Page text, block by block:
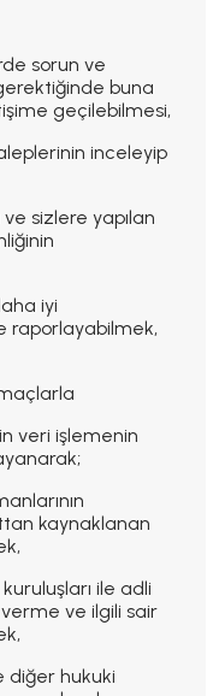
sorun ve
buna
geçilebilmesi,
inceleyip
sizlere yapılan
iyi
raporlayabilmek,
veri işlemenin
kaynaklanan
ile adli
ve ilgili sair
diğer hukuki